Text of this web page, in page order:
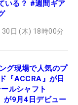
いる？ #週間ギア
日 (木) 18時00分
グ現場で人気のプ
『ACCRA』が日
ルシャフト
が9月4日デビュー